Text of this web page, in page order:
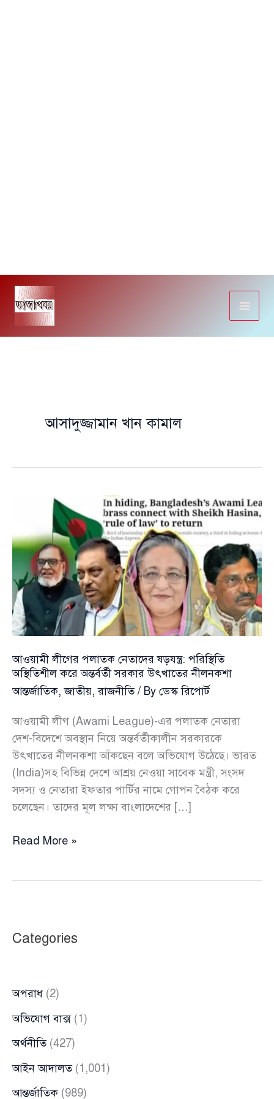
Skip
content
আসাদুজ্জামান খান কামাল
আওয়ামী লীগের পলাতক নেতাদের ষড়যন্ত্র: পরিস্থিতি
অস্থিতিশীল করে অন্তর্বর্তী সরকার উৎখাতের নীলনকশা
আন্তর্জাতিক,জাতীয়,রাজনীতি/ By ডেস্ক রিপোর্ট
আওয়ামী লীগ (Awami League)-এর পলাতক নেতারা
দেশ-বিদেশে অবস্থান নিয়ে অন্তর্বর্তীকালীন সরকারকে
উৎখাতের নীলনকশা আঁকছেন বলে অভিযোগ উঠেছে। ভারত
(India)সহ বিভিন্ন দেশে আশ্রয় নেওয়া সাবেক মন্ত্রী, সংসদ
সদস্য ও নেতারা ইফতার পার্টির নামে গোপন বৈঠক করে
চলেছেন। তাদের মূল লক্ষ্য বাংলাদেশের […]
আওয়ামী
অস্থিতিশীল
সরকার
উৎখাতের
Read More »
Categories
অপরাধ (2)
অভিযোগ বাক্স(1)
অর্থনীতি(427)
আইন আদালত(1,001)
আন্তর্জাতিক (989)